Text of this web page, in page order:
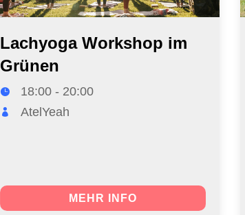
Lachyoga Workshop im
Grünen
18:00 - 20:00
AtelYeah
MEHR INFO